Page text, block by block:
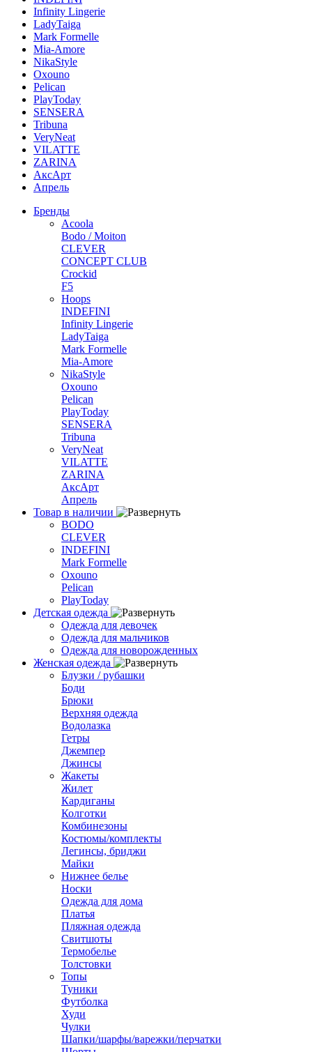
Infinity Lingerie
LadyTaiga
Mark Formelle
Mia-Amore
NikaStyle
Oxouno
Pelican
PlayToday
SENSERA
Tribuna
VeryNeat
VILATTE
ZARINA
АксАрт
Апрель
Бренды
Acoola
Bodo / Moiton
CLEVER
CONCEPT CLUB
Crockid
F5
Hoops
INDEFINI
Infinity Lingerie
LadyTaiga
Mark Formelle
Mia-Amore
NikaStyle
Oxouno
Pelican
PlayToday
SENSERA
Tribuna
VeryNeat
VILATTE
ZARINA
АксАрт
Апрель
Товар в наличии
BODO
CLEVER
INDEFINI
Mark Formelle
Oxouno
Pelican
PlayToday
Детская одежда
Одежда для девочек
Одежда для мальчиков
Одежда для новорожденных
Женская одежда
Блузки / рубашки
Боди
Брюки
Верхняя одежда
Водолазка
Гетры
Джемпер
Джинсы
Жакеты
Жилет
Кардиганы
Колготки
Комбинезоны
Костюмы/комплекты
Легинсы, бриджи
Майки
Нижнее белье
Носки
Одежда для дома
Платья
Пляжная одежда
Свитшоты
Термобелье
Толстовки
Топы
Туники
Футболка
Худи
Чулки
Шапки/шарфы/варежки/перчатки